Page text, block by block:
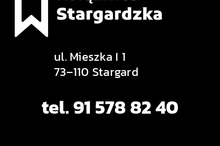
ul. Mieszka I 1
73–110 Stargard
tel. 91 578 82 40